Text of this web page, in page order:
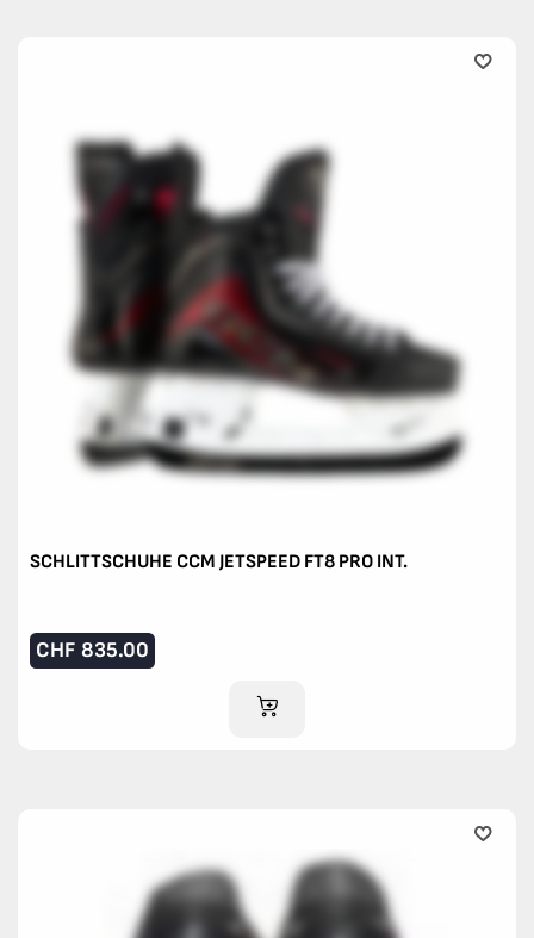
SCHLITTSCHUHE CCM JETSPEED FT8 PRO INT.
CHF 835.00
IM WARENKORB